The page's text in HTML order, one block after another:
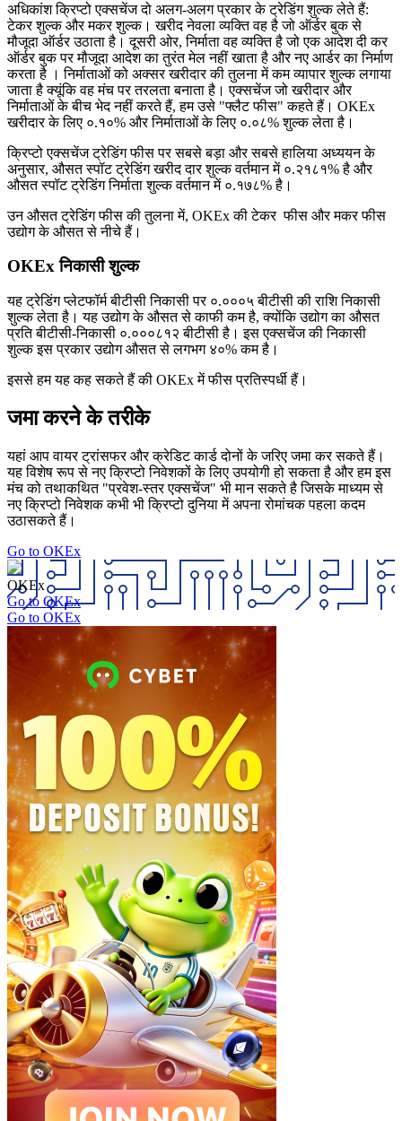
अधिकांश क्रिप्टो एक्सचेंज दो अलग-अलग प्रकार के ट्रेडिंग शुल्क लेते हैं:
टेकर शुल्क और मकर शुल्क। खरीद नेवला व्यक्ति वह है जो ऑर्डर बुक से
मौजूदा ऑर्डर उठाता है। दूसरी ओर, निर्माता वह व्यक्ति है जो एक आदेश दी कर
ऑर्डर बुक पर मौजूदा आदेश का तुरंत मेल नहीं खाता है और नए आर्डर का निर्माण
करता है । निर्माताओं को अक्सर खरीदार की तुलना में कम व्यापार शुल्क लगाया
जाता है क्यूंकि वह मंच पर तरलता बनाता है। एक्सचेंज जो खरीदार और
निर्माताओं के बीच भेद नहीं करते हैं, हम उसे "फ्लैट फीस" कहते हैं। OKEx
खरीदार के लिए ०.१०% और निर्माताओं के लिए ०.०८% शुल्क लेता है।
क्रिप्टो एक्सचेंज ट्रेडिंग फीस पर सबसे बड़ा और सबसे हालिया अध्ययन के
अनुसार, औसत स्पॉट ट्रेडिंग खरीद दार शुल्क वर्तमान में ०.२१८१% है और
औसत स्पॉट ट्रेडिंग निर्माता शुल्क वर्तमान में ०.१७८% है।
उन औसत ट्रेडिंग फीस की तुलना में, OKEx की टेकर फीस और मकर फीस
उद्योग के औसत से नीचे हैं।
OKEx निकासी शुल्क
यह ट्रेडिंग प्लेटफॉर्म बीटीसी निकासी पर ०.०००५ बीटीसी की राशि निकासी
शुल्क लेता है। यह उद्योग के औसत से काफी कम है, क्योंकि उद्योग का औसत
प्रति बीटीसी-निकासी ०.०००८१२ बीटीसी है। इस एक्सचेंज की निकासी
शुल्क इस प्रकार उद्योग औसत से लगभग ४०% कम है।
इससे हम यह कह सकते हैं की OKEx में फीस प्रतिस्पर्धी हैं।
जमा करने के तरीके
यहां आप वायर ट्रांसफर और क्रेडिट कार्ड दोनों के जरिए जमा कर सकते हैं।
यह विशेष रूप से नए क्रिप्टो निवेशकों के लिए उपयोगी हो सकता है और हम इस
मंच को तथाकथित "प्रवेश-स्तर एक्सचेंज" भी मान सकते है जिसके माध्यम से
नए क्रिप्टो निवेशक कभी भी क्रिप्टो दुनिया में अपना रोमांचक पहला कदम
उठासकते हैं।
Go to OKEx
OKEx
Go to OKEx
Go to OKEx